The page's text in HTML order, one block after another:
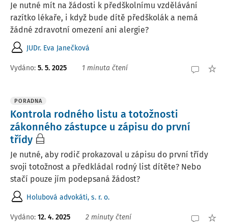
Je nutné mít na žádosti k předškolnímu vzdělávání
razítko lékaře, i když bude dítě předškolák a nemá
žádné zdravotní omezení ani alergie?
JUDr. Eva Janečková
Vydáno: 5. 5. 2025 1 minuta čtení
PORADNA
Kontrola rodného listu a totožnosti
zákonného zástupce u zápisu do první
třídy
Je nutné, aby rodič prokazoval u zápisu do první třídy
svoji totožnost a předkládal rodný list dítěte? Nebo
stačí pouze jím podepsaná žádost?
Holubová advokáti, s. r. o.
Vydáno: 12. 4. 2025 2 minuty čtení